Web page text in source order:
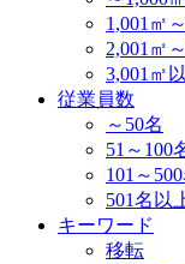
1,001㎡
2,001㎡
3,001㎡
従業員数
～50名
51～100
101～
501名以
キーワード
移転